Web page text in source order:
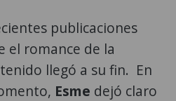
publicaciones
el romance de la
llegó a su fin. En
Esme dejó claro